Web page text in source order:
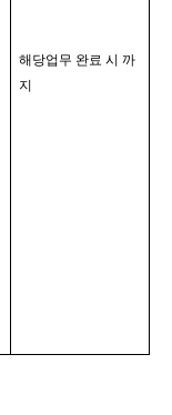
해당업무 완료 시 까
지